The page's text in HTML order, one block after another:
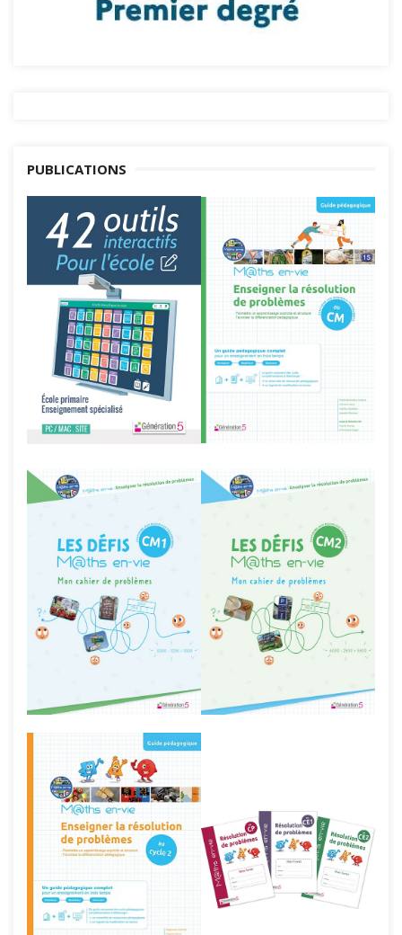
PUBLICATIONS